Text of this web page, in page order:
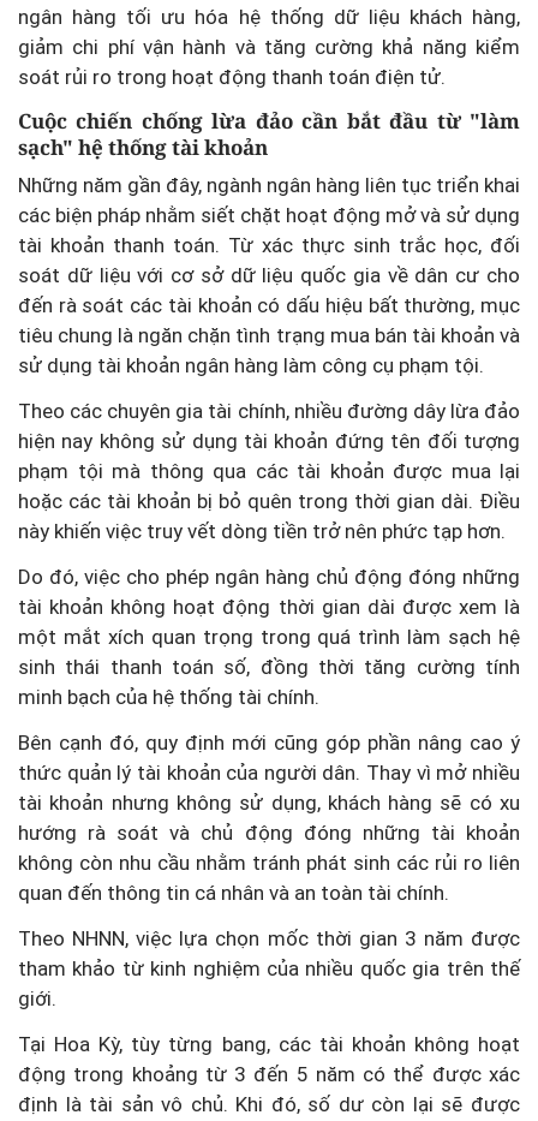
ngân hàng tối ưu hóa hệ thống dữ liệu khách hàng,
giảm chi phí vận hành và tăng cường khả năng kiểm
soát rủi ro trong hoạt động thanh toán điện tử.
Cuộc chiến chống lừa đảo cần bắt đầu từ "làm
sạch" hệ thống tài khoản
Những năm gần đây, ngành ngân hàng liên tục triển khai
các biện pháp nhằm siết chặt hoạt động mở và sử dụng
tài khoản thanh toán. Từ xác thực sinh trắc học, đối
soát dữ liệu với cơ sở dữ liệu quốc gia về dân cư cho
đến rà soát các tài khoản có dấu hiệu bất thường, mục
tiêu chung là ngăn chặn tình trạng mua bán tài khoản và
sử dụng tài khoản ngân hàng làm công cụ phạm tội.
Theo các chuyên gia tài chính, nhiều đường dây lừa đảo
hiện nay không sử dụng tài khoản đứng tên đối tượng
phạm tội mà thông qua các tài khoản được mua lại
hoặc các tài khoản bị bỏ quên trong thời gian dài. Điều
này khiến việc truy vết dòng tiền trở nên phức tạp hơn.
Do đó, việc cho phép ngân hàng chủ động đóng những
tài khoản không hoạt động thời gian dài được xem là
một mắt xích quan trọng trong quá trình làm sạch hệ
sinh thái thanh toán số, đồng thời tăng cường tính
minh bạch của hệ thống tài chính.
Bên cạnh đó, quy định mới cũng góp phần nâng cao ý
thức quản lý tài khoản của người dân. Thay vì mở nhiều
tài khoản nhưng không sử dụng, khách hàng sẽ có xu
hướng rà soát và chủ động đóng những tài khoản
không còn nhu cầu nhằm tránh phát sinh các rủi ro liên
quan đến thông tin cá nhân và an toàn tài chính.
Theo NHNN, việc lựa chọn mốc thời gian 3 năm được
tham khảo từ kinh nghiệm của nhiều quốc gia trên thế
giới.
Tại Hoa Kỳ, tùy từng bang, các tài khoản không hoạt
động trong khoảng từ 3 đến 5 năm có thể được xác
định là tài sản vô chủ. Khi đó, số dư còn lại sẽ được